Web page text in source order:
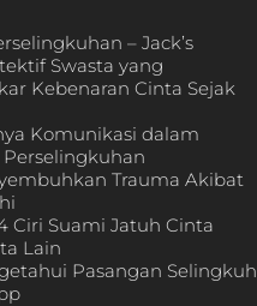
– Jack’s
Swasta yang
Kebenaran Cinta Sejak
Komunikasi dalam
Trauma Akibat
Ciri Suami Jatuh Cinta
Lain
Pasangan Selingkuh